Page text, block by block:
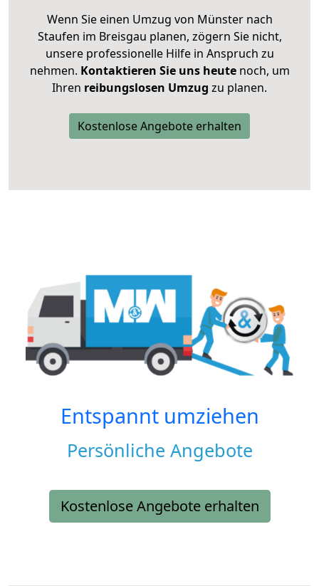
Wenn Sie einen Umzug von Münster nach
Staufen im Breisgau planen, zögern Sie nicht,
unsere professionelle Hilfe in Anspruch zu
nehmen. Kontaktieren Sie uns heutenoch, um
Ihren reibungslosen Umzug zu planen.
Kostenlose Angebote erhalten
Entspannt umziehen
Persönliche Angebote
Kostenlose Angebote erhalten